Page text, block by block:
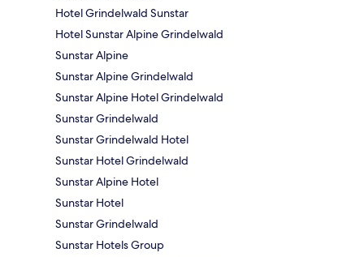
Hotel Grindelwald Sunstar
Hotel Sunstar Alpine Grindelwald
Sunstar Alpine
Sunstar Alpine Grindelwald
Sunstar Alpine Hotel Grindelwald
Sunstar Grindelwald
Sunstar Grindelwald Hotel
Sunstar Hotel Grindelwald
Sunstar Alpine Hotel
Sunstar Hotel
Sunstar Grindelwald
Sunstar Hotels Group